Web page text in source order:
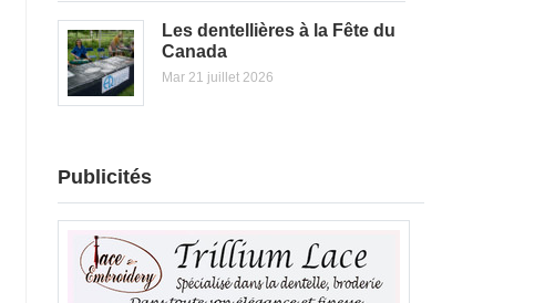
Les dentellières à la Fête du
Canada
Mar 21 juillet 2026
Publicités